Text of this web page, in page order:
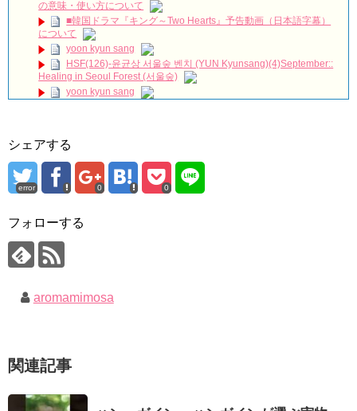
#노래 #뮤지컬 #그날들 #정학 #인터뷰 #shorts #불후의명곡 #미우새 #
최진혁아카이브 NEW!
よくおごってくれる綺麗なお姉さん 11/3（祝）あさ10時 第
1話先行放送 11/18（金）本放送開始！ 全国無料放送
BSJapanext NEW!
女優ソン・ソンミ、夫の葬儀を終え「帰ってきたポク・ダン
ジ」の撮影に復帰へ NEW!
ソン・ヘギョ – ソンヘギョ キスまとめ
ハン・ヘジン 한혜진 – Still We (여전히 우리는)
한가인 –
「ライフ・ オン・ マーズ」2019年11月2日TSUTAYAにて先行
(ENG SUB) Behind The Scene Hyun Bin 현빈❤️ 손예진 Son Ye
Jin-Crash Landing On You/ヒョンビン❤️ソンイェジン / エンジョイ❕
キングを一部公開（DVD-SET2特典映像より）
Powered by livedoor 相互RSS
の意味・使い方について
■韓国ドラマ『キング～Two Hearts』予告動画（日本語字幕）
について
yoon kyun sang
HSF(126)-윤균상 서울숲 벤치 (YUN Kyunsang)(4)September::
Healing in Seoul Forest (서울숲)
yoon kyun sang
九尾狐外伝 メイキング03 ハン・イェスル
チョ・ヒョンジェ 조현재 九尾狐外伝 制作発表会
キム・テヒの弟イ・ワン♥イ・ボミ、今日（28日）結婚……
「まず熱く掃除せよ」女優キム・ユジョン、「健康がとても回
【裏芸能】キムユジョンの熱愛彼氏はあの大物俳優
いでしょ？” Big News TV
幻の王女チャミョンゴ エンディング
か」出演で話題 Big News TV
シェアする
error 0 0
フォローする
aromamimosa
関連記事